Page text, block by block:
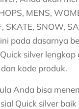
MENS,
SKATE, SNOW,
pada dasarnya
silver lengkap
kode produk.
Anda bisa
Quick silver